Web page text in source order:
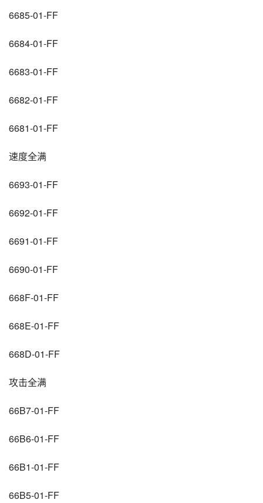
6685-01-FF
6684-01-FF
6683-01-FF
6682-01-FF
6681-01-FF
速度全满
6693-01-FF
6692-01-FF
6691-01-FF
6690-01-FF
668F-01-FF
668E-01-FF
668D-01-FF
攻击全满
66B7-01-FF
66B6-01-FF
66B1-01-FF
66B5-01-FF